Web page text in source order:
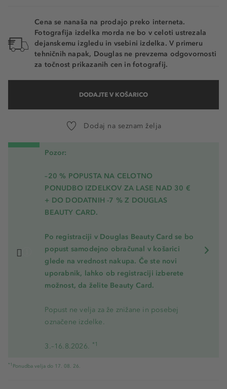
Cena se nanaša na prodajo preko interneta.
Fotografija izdelka morda ne bo v celoti ustrezala
dejanskemu izgledu in vsebini izdelka. V primeru
tehničnih napak, Douglas ne prevzema odgovornosti
za točnost prikazanih cen in fotografij.
DODAJTE V KOŠARICO
Dodaj na seznam želja
Pozor:
–20 % POPUSTA NA CELOTNO
PONUDBO IZDELKOV ZA LASE NAD 30 €
+ DO DODATNIH -7 % Z DOUGLAS
BEAUTY CARD.
Po registraciji v Douglas Beauty Card se bo
popust samodejno obračunal v košarici
glede na vrednost nakupa. Če ste novi
uporabnik, lahko ob registraciji izberete
možnost, da želite Beauty Card.
Popust ne velja za že znižane in posebej
označene izdelke.
3.–16.8.2026. *1
*1 Ponudba velja do 17. 08. 26.